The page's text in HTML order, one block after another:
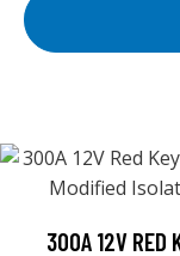
300A 12V RED